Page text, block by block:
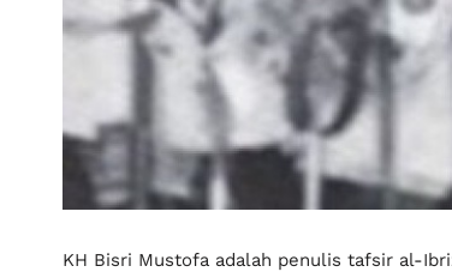
KH Bisri Mustofa adalah penulis tafsir al-